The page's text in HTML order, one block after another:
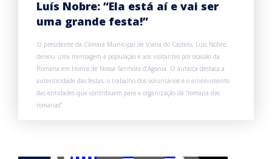
Luís Nobre: “Ela está aí e vai ser
uma grande festa!”
O presidente da Câmara Municipal de Viana do Castelo, Luís Nobre,
deixou uma mensagem à população e aos visitantes por ocasião da
Romaria em Honra de Nossa Senhora d’Agonia. O autarca destaca a
autenticidade das festas, o trabalho dos voluntários e o envolvimento
das entidades que contribuem para a organização da “romaria das
romarias”.